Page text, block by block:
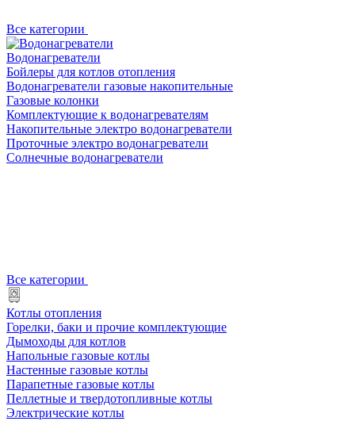
Все категории
Водонагреватели
Бойлеры для котлов отопления
Водонагреватели газовые накопительные
Газовые колонки
Комплектующие к водонагревателям
Накопительные электро водонагреватели
Проточные электро водонагреватели
Солнечные водонагреватели
Все категории
Котлы отопления
Горелки, баки и прочие комплектующие
Дымоходы для котлов
Напольные газовые котлы
Настенные газовые котлы
Парапетные газовые котлы
Пеллетные и твердотопливные котлы
Электрические котлы